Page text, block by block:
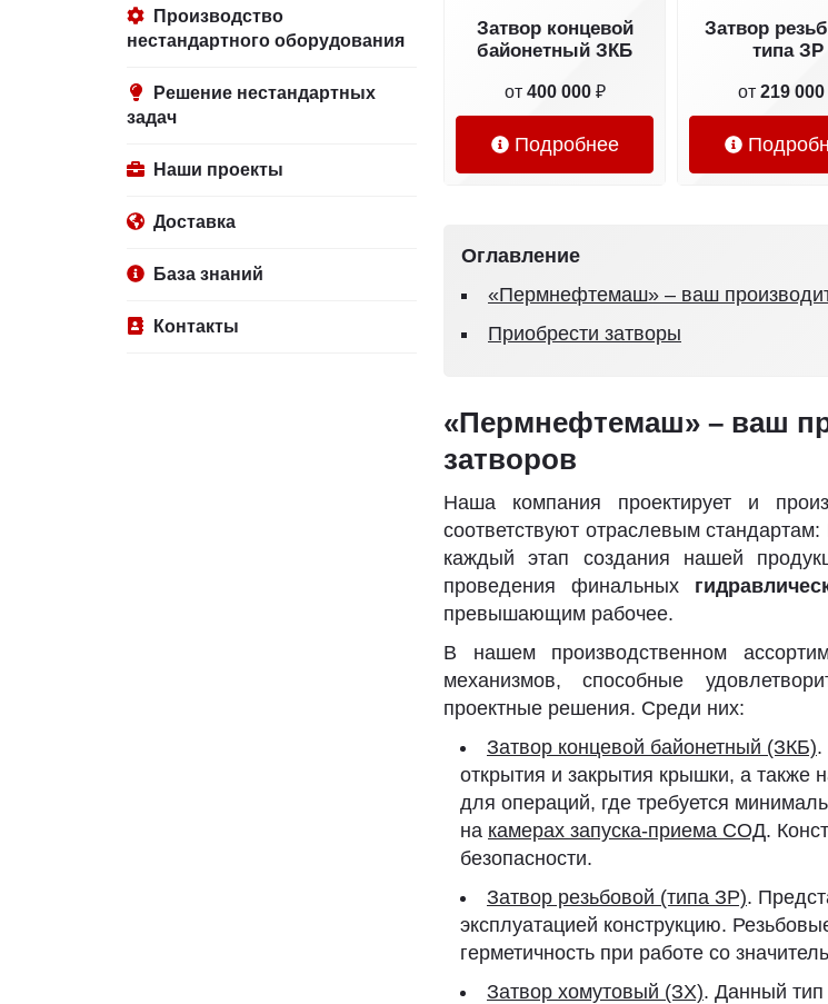
Производство
нестандартного оборудования
Решение нестандартных
задач
Наши проекты
Доставка
База знаний
Контакты
Затвор концевой
байонетный ЗКБ
от 400 000₽
Подробнее
Затвор
типа ЗР
от 219 000
Оглавление
«Пермнефтемаш» – ваш
Приобрести затворы
«Пермнефтемаш» – ваш
затворов
Наша компания проектирует и
соответствуют отраслевым
каждый этап создания нашей
проведения финальных
превышающим рабочее.
В нашем производственном
механизмов, способные
проектные решения. Среди них:
Затвор концевой байонетный (ЗКБ).
открытия и закрытия крышки, а также
для операций, где требуется
на камерах запуска-приема СОД.
безопасности.
Затвор резьбовой (типа ЗР).
эксплуатацией конструкцию.
герметичность при работе со
Затвор хомутовый (ЗХ). Данный тип